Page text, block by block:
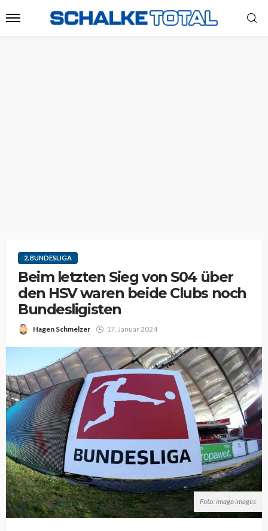
2. BUNDESLIGA
Beim letzten Sieg von S04 über
den HSV waren beide Clubs noch
Bundesligisten
Hagen Schmelzer 17. Januar 2024
Foto: imago images